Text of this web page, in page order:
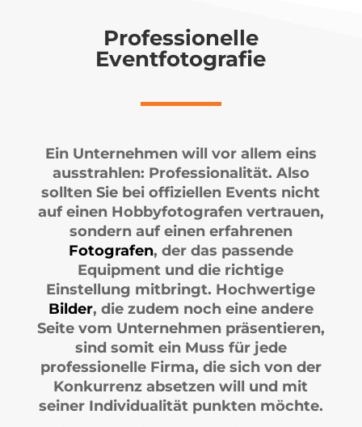
Professionelle
Eventfotografie
Ein Unternehmen will vor allem eins
ausstrahlen: Professionalität. Also
sollten Sie bei offiziellen Events nicht
auf einen Hobbyfotografen vertrauen,
sondern auf einen erfahrenen
Fotografen, der das passende
Equipment und die richtige
Einstellung mitbringt. Hochwertige
Bilder, die zudem noch eine andere
Seite vom Unternehmen präsentieren,
sind somit ein Muss für jede
professionelle Firma, die sich von der
Konkurrenz absetzen will und mit
seiner Individualität punkten möchte.